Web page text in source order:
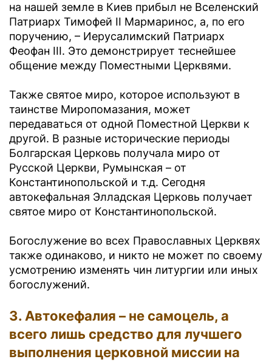
на нашей земле в Киев прибыл не Вселенский
Патриарх Тимофей II Мармаринос, а, по его
поручению, – Иерусалимский Патриарх
Феофан III. Это демонстрирует теснейшее
общение между Поместными Церквями.
Также святое миро, которое используют в
таинстве Миропомазания, может
передаваться от одной Поместной Церкви к
другой. В разные исторические периоды
Болгарская Церковь получала миро от
Русской Церкви, Румынская – от
Константинопольской и т.д. Сегодня
автокефальная Элладская Церковь получает
святое миро от Константинопольской.
Богослужение во всех Православных Церквях
также одинаково, и никто не может по своему
усмотрению изменять чин литургии или иных
богослужений.
3. Автокефалия – не самоцель, а
всего лишь средство для лучшего
выполнения церковной миссии на